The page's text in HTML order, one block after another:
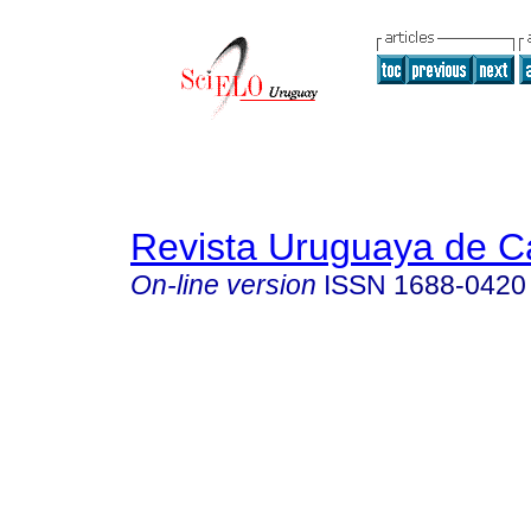
Revista Uruguaya de
On-line version ISSN 1688-0420